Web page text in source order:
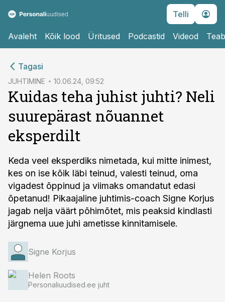
Telli
Avaleht Kõik lood Üritused Podcastid Videod
Tagasi
JUHTIMINE 10.06.24, 09:52
Kuidas teha juhist juhti? Neli
suurepärast nõuannet
eksperdilt
Keda veel eksperdiks nimetada, kui mitte inimest,
kes on ise kõik läbi teinud, valesti teinud, oma
vigadest õppinud ja viimaks omandatut edasi
õpetanud! Pikaajaline juhtimis-coach Signe Korjus
jagab nelja väärt põhimõtet, mis peaksid kindlasti
järgnema uue juhi ametisse kinnitamisele.
Signe Korjus
Helen Roots
Personaliuudised.ee juht